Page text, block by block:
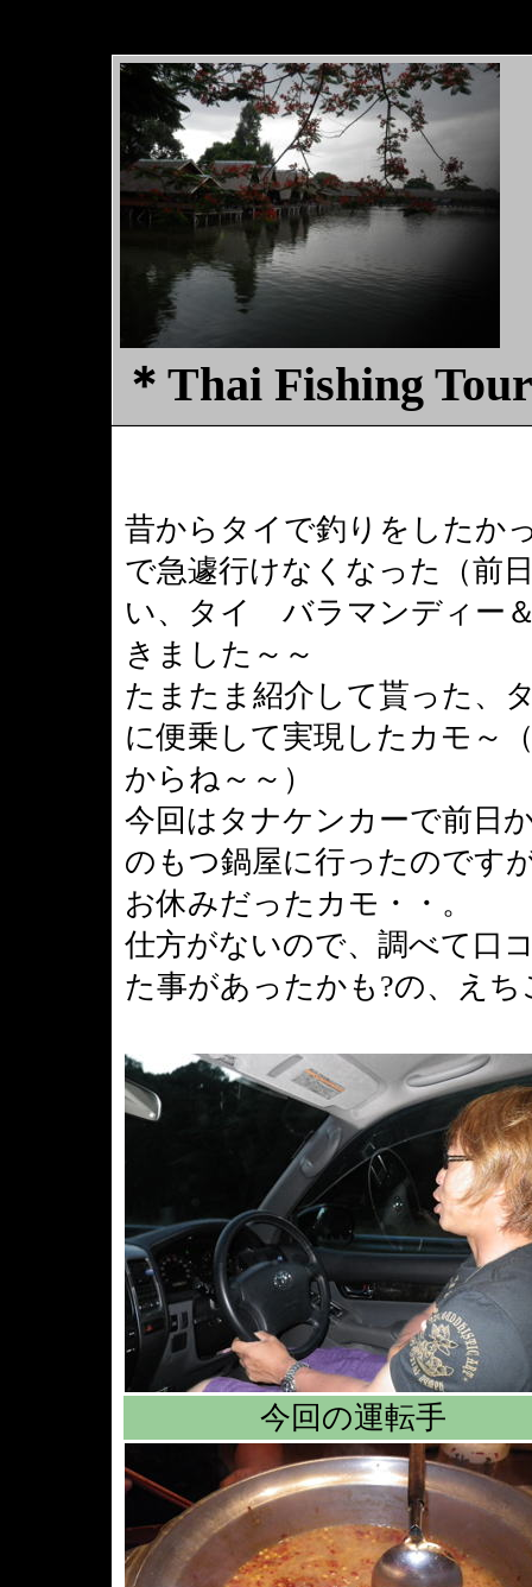
＊Thai Fishing
昔からタイで釣りをしたか
で急遽行けなくなった（前
い、タイ バラマンディー
きました～～
たまたま紹介して貰った、
に便乗して実現したカモ～
からね～～）
今回はタナケンカーで前日
のもつ鍋屋に行ったのです
お休みだったカモ・・。
仕方がないので、調べて口
た事があったかも?の、え
今回の運転手